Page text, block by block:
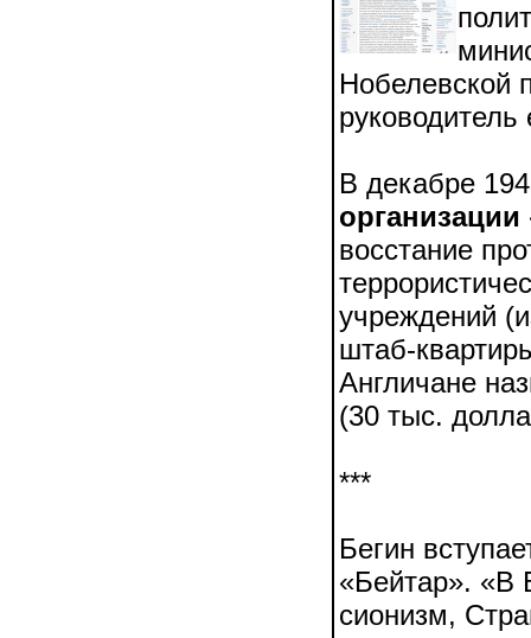
Нобелевской
руководитель
В декабре
организации
восстание
учреждений
штаб-
Англичане
(30 тыс.
***
Бегин
«Бейтар». «В
сионизм,